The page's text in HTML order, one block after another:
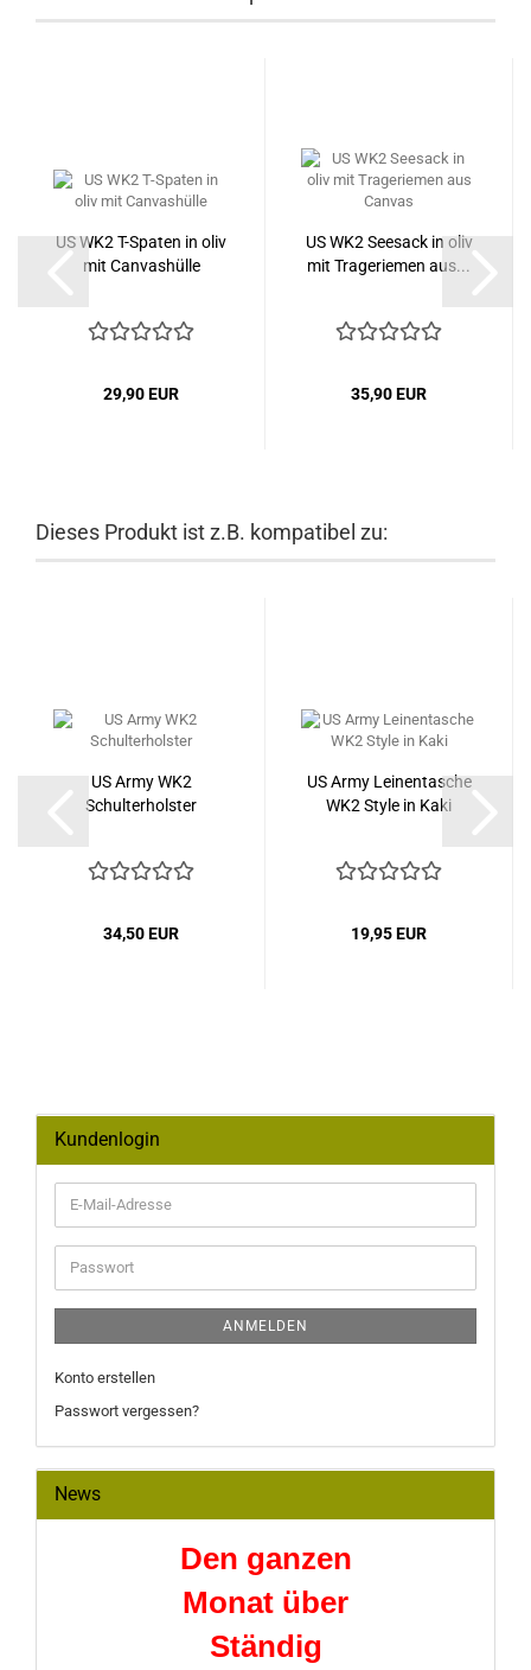
US WK2 T-Spaten in oliv
mit Canvashülle
29,90 EUR
US WK2 Seesack in oliv
mit Trageriemen aus...
35,90 EUR
Dieses Produkt ist z.B. kompatibel zu:
US Army WK2
Schulterholster
34,50 EUR
US Army Leinentasche
WK2 Style in Kaki
19,95 EUR
Kundenlogin
E-
Mail-
Adresse
Passwort
ANMELDEN
Konto erstellen
Passwort vergessen?
News
Den ganzen
Monat über
Ständig